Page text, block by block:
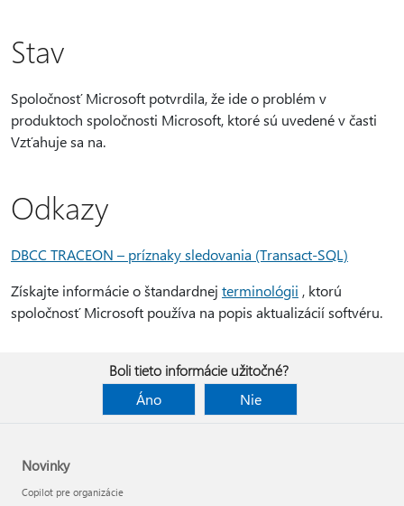
Stav
Spoločnosť Microsoft potvrdila, že ide o problém v
produktoch spoločnosti Microsoft, ktoré sú uvedené v časti
Vzťahuje sa na.
Odkazy
DBCC TRACEON – príznaky sledovania (Transact-SQL)
Získajte informácie o štandardnej terminológii , ktorú
spoločnosť Microsoft používa na popis aktualizácií softvéru.
Boli tieto informácie užitočné?
Áno
Nie
Novinky
Copilot pre organizácie